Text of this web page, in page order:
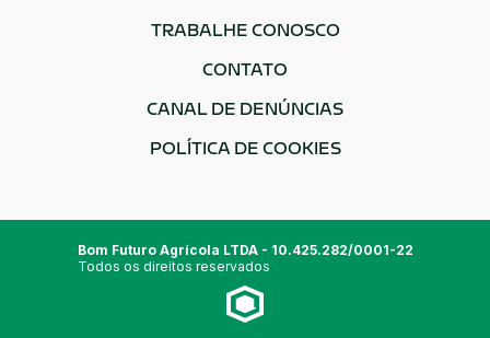
TRABALHE CONOSCO
CONTATO
CANAL DE DENÚNCIAS
POLÍTICA DE COOKIES
Bom Futuro Agrícola LTDA - 10.425.282/0001-22
Todos os direitos reservados